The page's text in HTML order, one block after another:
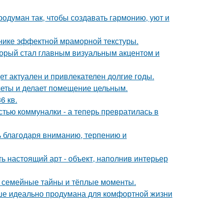
так, чтобы создавать гармонию, уют и
эффектной мраморной текстуры.
стал главным визуальным акцентом и
актуален и привлекателен долгие годы.
и делает помещение цельным.
кв.
коммуналки - а теперь превратилась в
вниманию, терпению и
настоящий арт - объект, наполнив интерьер
семейные тайны и тёплые моменты.
идеально продумана для комфортной жизни